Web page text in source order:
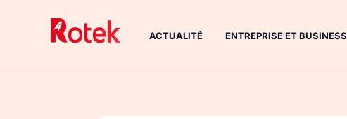
ACTUALITÉ ENTREPRISE ET BUSINESS